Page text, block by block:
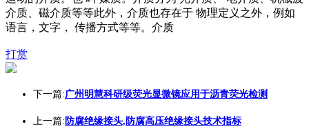
介质、磁介质等等此外，介质也存在于 物理定义之外，例如
语言，文字， 传播方式等等。介质
打赏
下一篇:广州明慧科研级荧光显微镜应用于沥青荧光检测
上一篇: 防腐绝缘接头,防腐高压绝缘接头技术指标